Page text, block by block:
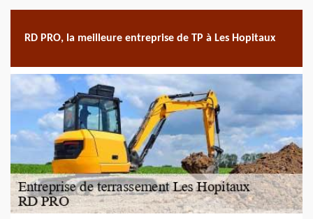
RD PRO, la meilleure entreprise de TP à Les Hopitaux